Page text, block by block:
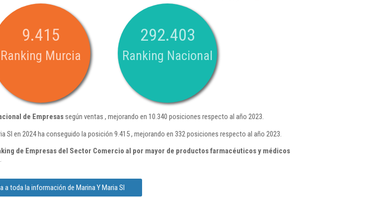
9.415
Ranking Murcia
292.403
Ranking Nacional
de Empresassegún ventas , mejorando en 10.340 posiciones respecto al año 2023.
Sl en 2024 ha conseguido la posición 9.415 , mejorando en 332 posiciones respecto al año 2023.
de Empresas del Sector Comercio al por mayor de productos farmacéuticos y médicos
a toda la información de Marina Y Maria Sl